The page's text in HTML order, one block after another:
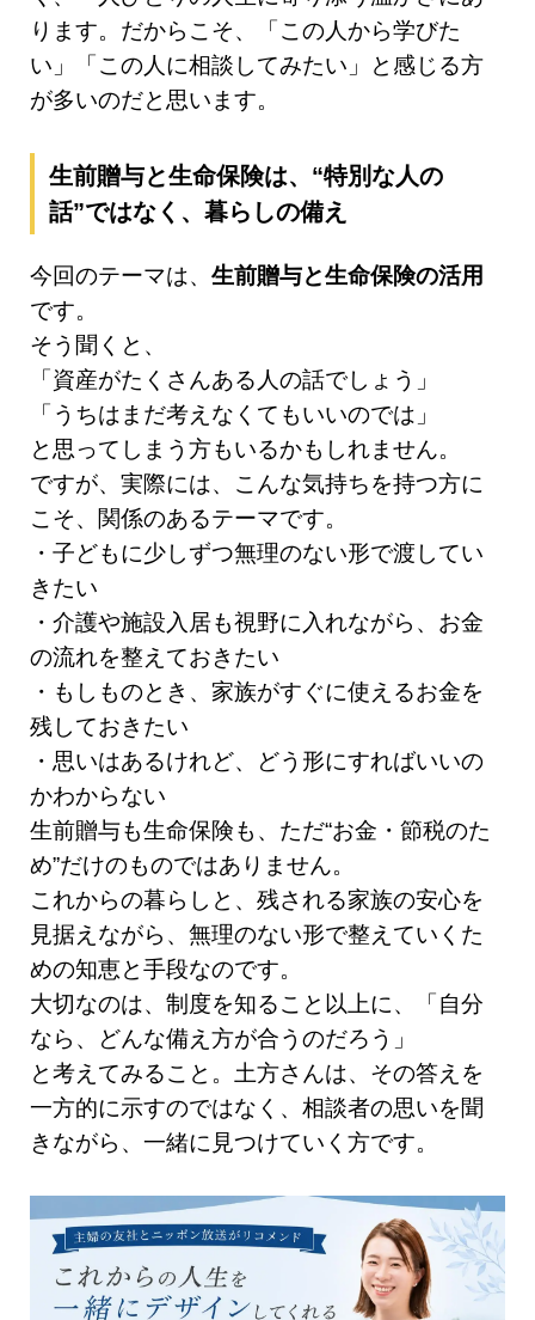
ります。だからこそ、「この人から学びた
い」「この人に相談してみたい」と感じる方
が多いのだと思います。
生前贈与と生命保険は、“特別な人の
話”ではなく、暮らしの備え
今回のテーマは、 生前贈与と生命保険の活用
です。
そう聞くと、
「資産がたくさんある人の話でしょう」
「うちはまだ考えなくてもいいのでは」
と思ってしまう方もいるかもしれません。
ですが、実際には、こんな気持ちを持つ方に
こそ、関係のあるテーマです。
・子どもに少しずつ無理のない形で渡してい
きたい
・介護や施設入居も視野に入れながら、お金
の流れを整えておきたい
・もしものとき、家族がすぐに使えるお金を
残しておきたい
・思いはあるけれど、どう形にすればいいの
かわからない
生前贈与も生命保険も、ただ“お金・節税のた
め”だけのものではありません。
これからの暮らしと、残される家族の安心を
見据えながら、無理のない形で整えていくた
めの知恵と手段なのです。
大切なのは、制度を知ること以上に、「自分
なら、どんな備え方が合うのだろう」
と考えてみること。土方さんは、その答えを
一方的に示すのではなく、相談者の思いを聞
きながら、一緒に見つけていく方です。